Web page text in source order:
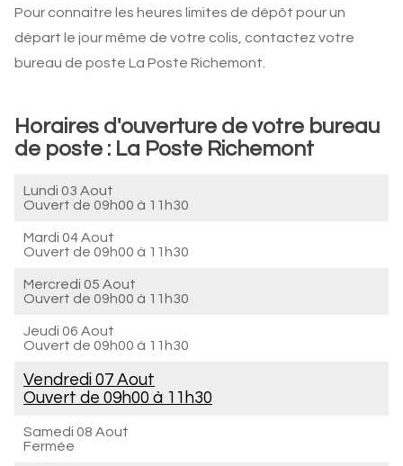
Pour connaitre les heures limites de dépôt pour un
départ le jour même de votre colis, contactez votre
bureau de poste La Poste Richemont.
Horaires d'ouverture de votre bureau
de poste : La Poste Richemont
Lundi 03 Aout
Ouvert de 09h00 à 11h30
Mardi 04 Aout
Ouvert de 09h00 à 11h30
Mercredi 05 Aout
Ouvert de 09h00 à 11h30
Jeudi 06 Aout
Ouvert de 09h00 à 11h30
Vendredi 07 Aout
Ouvert de 09h00 à 11h30
Samedi 08 Aout
Fermée